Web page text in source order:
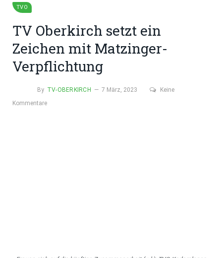
TVO
TV Oberkirch setzt ein
Zeichen mit Matzinger-
Verpflichtung
By TV-OBERKIRCH 7 März, 2023
Keine
Kommentare